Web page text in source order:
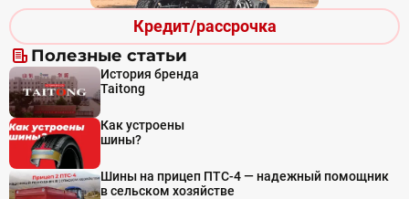
Кредит/рассрочка
Полезные статьи
История бренда
Taitong
Как устроены
шины?
Шины на прицеп ПТС-4 — надежный помощник
в сельском хозяйстве